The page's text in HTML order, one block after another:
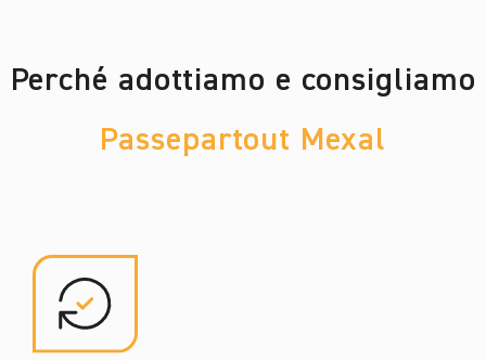
Perché adottiamo e consigliamo
Passepartout Mexal